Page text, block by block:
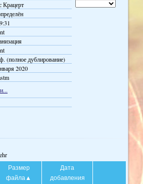
Крацерт
(полное дублирование)
2020
Размер
файла
Дата
добавления